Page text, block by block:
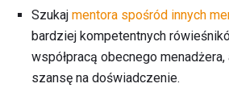
Szukaj mentora spośród innych
bardziej kompetentnych
współpracą obecnego
szansę na doświadczenie.